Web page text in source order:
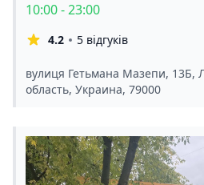
10:00 - 23:00
4.2 5 відгуків
вулиця Гетьмана Мазепи, 13Б,
область, Украина, 79000